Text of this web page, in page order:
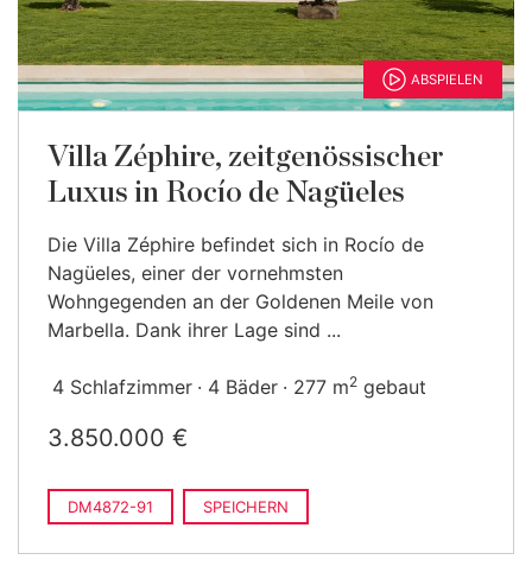
ABSPIELEN
Villa Zéphire, zeitgenössischer
Luxus in Rocío de Nagüeles
Die Villa Zéphire befindet sich in Rocío de
Nagüeles, einer der vornehmsten
Wohngegenden an der Goldenen Meile von
Marbella. Dank ihrer Lage sind ...
4 Schlafzimmer 4 Bäder 277 m2 gebaut
3.850.000 €
DM4872-91 SPEICHERN